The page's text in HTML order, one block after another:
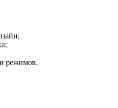
режимов.